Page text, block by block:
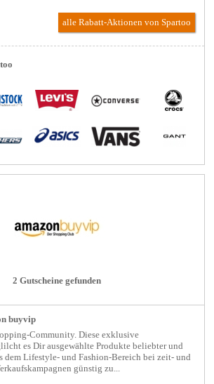
alle Rabatt-Aktionenvon Spartoo
2 Gutscheine gefunden
buyvip
Community. Diese exklusive
es Dir ausgewählte Produkte beliebter und
dem Lifestyle- und Fashion-Bereich bei zeit- und
günstig zu...